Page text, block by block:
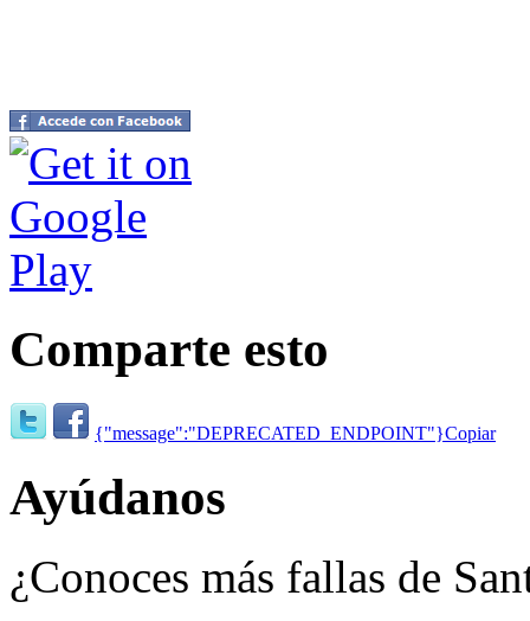
Comparte esto
{"message":"DEPRECATED_ENDPOINT"}Copiar
Ayúdanos
¿Conoces más fallas de